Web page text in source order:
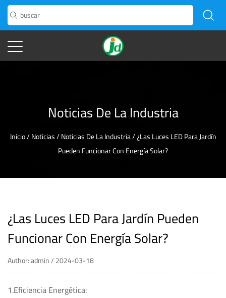
Noticias De La Industria
Inicio/Noticias/Noticias De La Industria/¿Las Luces LED Para Jardín
Pueden Funcionar Con Energía Solar?
¿Las Luces LED Para Jardín Pueden
Funcionar Con Energía Solar?
Author: admin / 2024-03-18
1.Eficiencia Energética: